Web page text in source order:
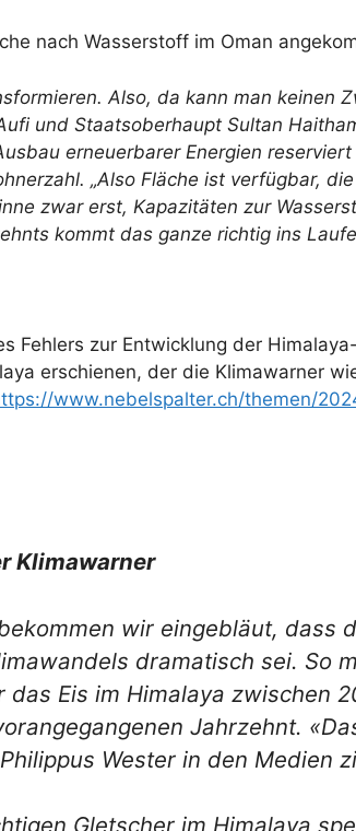
nach Wasserstoff im Oman
Also, da kann man keinen
und Staatsoberhaupt Sultan
erneuerbarer Energien
„Also Fläche ist verfügbar,
zwar erst, Kapazitäten zur
kommt das ganze richtig ins
Fehlers zur Entwicklung der
erschienen, der die Klimawarner
www.nebelspalter.ch/themen/
Klimawarner
wir eingebläut, dass
dramatisch sei. So
Eis im Himalaya zwischen
Jahrzehnt.
Wester in den Medien
Gletscher im Himalaya